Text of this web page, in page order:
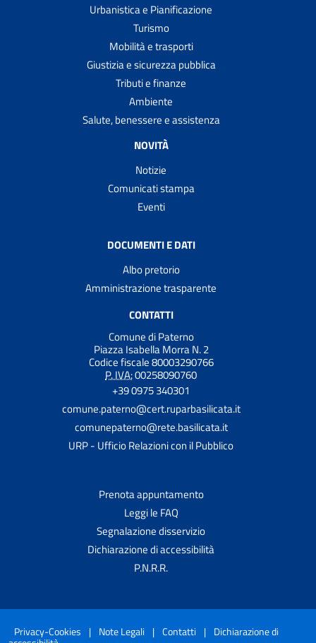
Urbanistica e Pianificazione
Turismo
Mobilità e trasporti
Giustizia e sicurezza pubblica
Tributi e finanze
Ambiente
Salute, benessere e assistenza
NOVITÀ
Notizie
Comunicati stampa
Eventi
DOCUMENTI E DATI
Albo pretorio
Amministrazione trasparente
CONTATTI
Comune di Paterno
Piazza Isabella Morra N. 2
Codice fiscale 80003290766
P. IVA:00258090760
+39 0975 340301
comune.paterno@cert.ruparbasilicata.it
comunepaterno@rete.basilicata.it
URP - Ufficio Relazioni con il Pubblico
Prenota appuntamento
Leggi le FAQ
Segnalazione disservizio
Dichiarazione di accessibilità
P.N.R.R.
Privacy-Cookies | Note Legali | Contatti | Dichiarazione di